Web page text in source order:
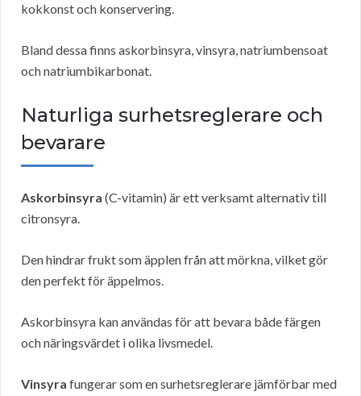
kokkonst och konservering.
Bland dessa finns askorbinsyra, vinsyra, natriumbensoat
och natriumbikarbonat.
Naturliga surhetsreglerare och
bevarare
Askorbinsyra (C-vitamin) är ett verksamt alternativ till
citronsyra.
Den hindrar frukt som äpplen från att mörkna, vilket gör
den perfekt för äppelmos.
Askorbinsyra kan användas för att bevara både färgen
och näringsvärdet i olika livsmedel.
Vinsyra fungerar som en surhetsreglerare jämförbar med